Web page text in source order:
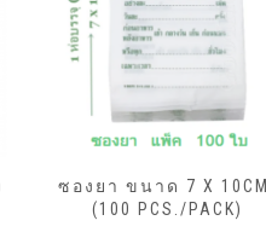
ซองยา ขนาด 7 X 10CM.
(100 PCS./PACK)